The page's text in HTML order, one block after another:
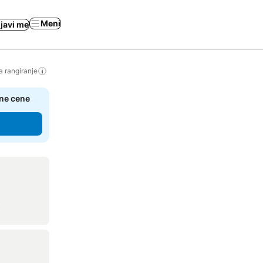
me Meni
rangiranje
cene